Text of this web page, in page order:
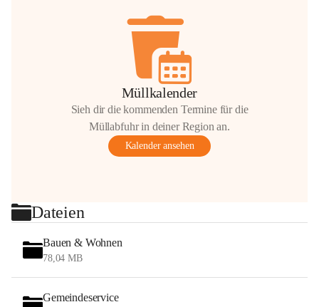
Müllkalender
Sieh dir die kommenden Termine für die
Müllabfuhr in deiner Region an.
Kalender ansehen
Dateien
Bauen & Wohnen
78,04 MB
Gemeindeservice